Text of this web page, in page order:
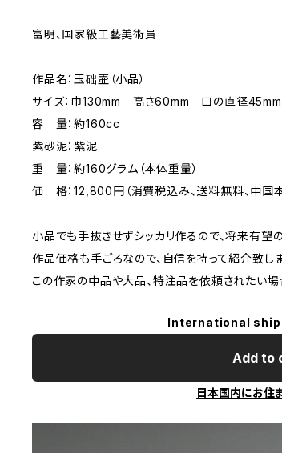
富明、国家級工藝美術員
作品名：玉础壷（小品）
サイズ：巾130mm 高さ60mm 口の直径45mm
容 量：約160cc
紫砂泥：紫泥
重 量：約160グラム（本体重量）
価 格：12,800円（消費税込み、送料無料、中国
小品でも手抜きせずシッカリ作るので、将来有望
作品価格も手ごろなので、自信を持って紹介致しま
この作家の中品や大品、特注品を依頼されたい場
International
Add to
日本国内にお住